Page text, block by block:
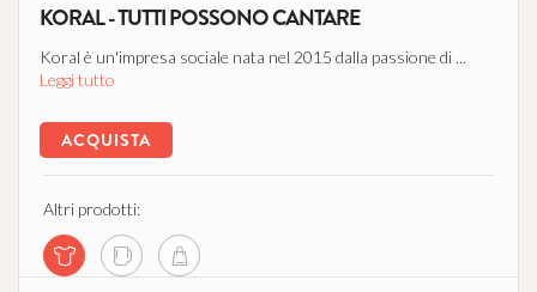
KORAL - TUTTI POSSONO CANTARE
Koral è un'impresa sociale nata nel 2015 dalla passione di ...
Leggi tutto
ACQUISTA
Altri prodotti: